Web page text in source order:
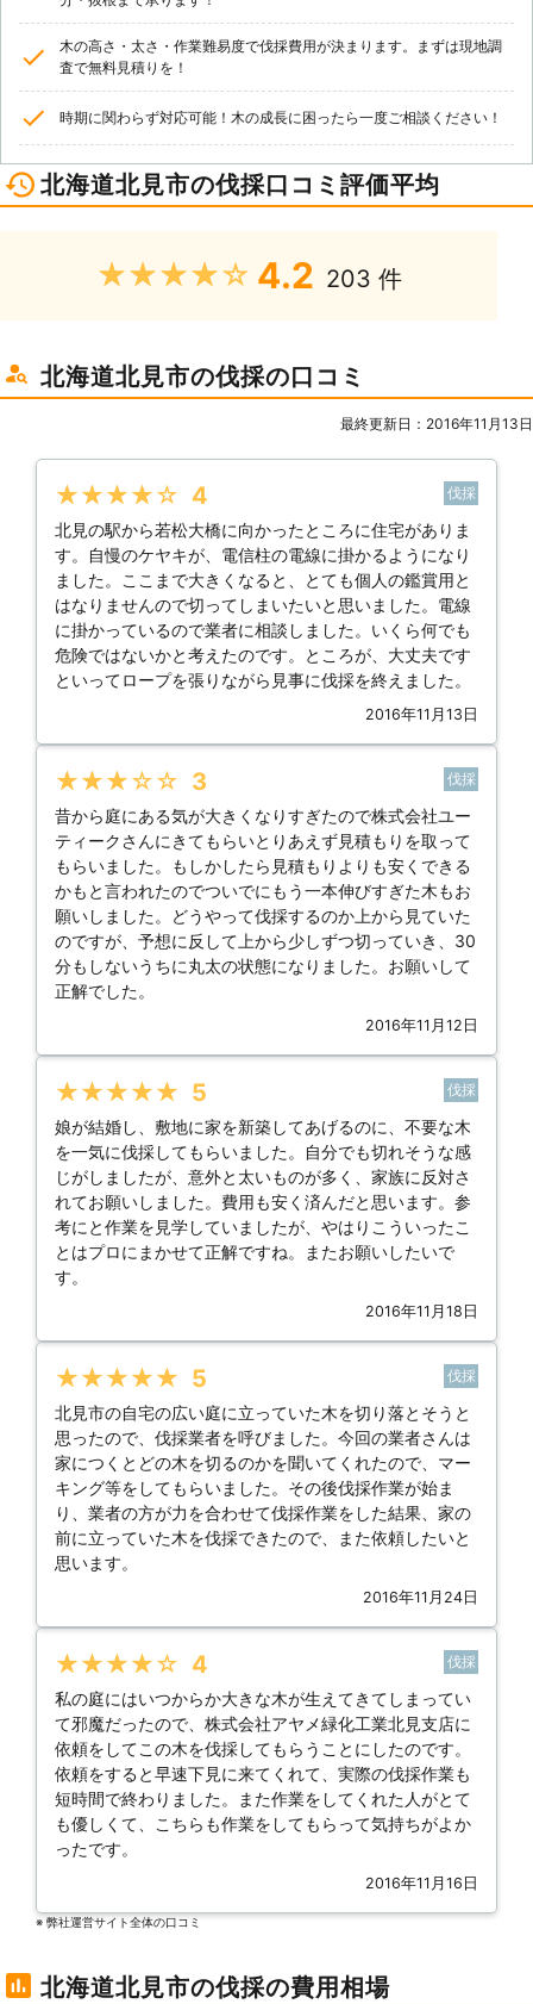
木の高さ・太さ・作業難易度で伐採費用が決まります。まずは現地調
査で無料見積りを！
時期に関わらず対応可能！木の成長に困ったら一度ご相談ください！
北海道北見市の伐採口コミ評価平均
★★★★★ 4.2 203 件
北海道北見市の伐採の口コミ
最終更新日：2016年11月13日
★★★★★ 4 伐採
北見の駅から若松大橋に向かったところに住宅がありま
す。自慢のケヤキが、電信柱の電線に掛かるようになり
ました。ここまで大きくなると、とても個人の鑑賞用と
はなりませんので切ってしまいたいと思いました。電線
に掛かっているので業者に相談しました。いくら何でも
危険ではないかと考えたのです。ところが、大丈夫です
といってロープを張りながら見事に伐採を終えました。
2016年11月13日
★★★★★ 3 伐採
昔から庭にある気が大きくなりすぎたので株式会社ユー
ティークさんにきてもらいとりあえず見積もりを取って
もらいました。もしかしたら見積もりよりも安くできる
かもと言われたのでついでにもう一本伸びすぎた木もお
願いしました。どうやって伐採するのか上から見ていた
のですが、予想に反して上から少しずつ切っていき、30
分もしないうちに丸太の状態になりました。お願いして
正解でした。
2016年11月12日
★★★★★ 5 伐採
娘が結婚し、敷地に家を新築してあげるのに、不要な木
を一気に伐採してもらいました。自分でも切れそうな感
じがしましたが、意外と太いものが多く、家族に反対さ
れてお願いしました。費用も安く済んだと思います。参
考にと作業を見学していましたが、やはりこういったこ
とはプロにまかせて正解ですね。またお願いしたいで
す。
2016年11月18日
★★★★★ 5 伐採
北見市の自宅の広い庭に立っていた木を切り落とそうと
思ったので、伐採業者を呼びました。今回の業者さんは
家につくとどの木を切るのかを聞いてくれたので、マー
キング等をしてもらいました。その後伐採作業が始ま
り、業者の方が力を合わせて伐採作業をした結果、家の
前に立っていた木を伐採できたので、また依頼したいと
思います。
2016年11月24日
★★★★★ 4 伐採
私の庭にはいつからか大きな木が生えてきてしまってい
て邪魔だったので、株式会社アヤメ緑化工業北見支店に
依頼をしてこの木を伐採してもらうことにしたのです。
依頼をすると早速下見に来てくれて、実際の伐採作業も
短時間で終わりました。また作業をしてくれた人がとて
も優しくて、こちらも作業をしてもらって気持ちがよか
ったです。
2016年11月16日
※ 弊社運営サイト全体の⼝コミ
北海道北見市の伐採の費用相場